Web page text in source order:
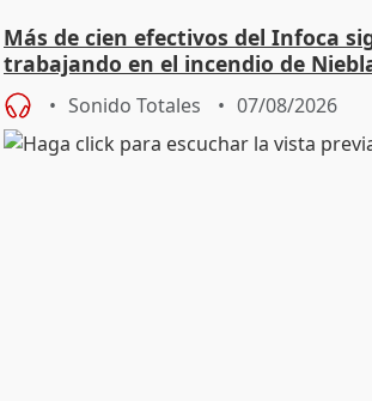
Más de cien efectivos del Infoca
trabajando en el incendio de
Sonido Totales 07/08/2026